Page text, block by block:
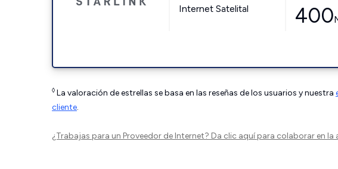
Internet Satelital 400
◊ La valoración de estrellas se basa en las reseñas de los usuarios y nuestra
cliente.
¿Trabajas para un Proveedor de Internet? Da clic aquípara colaborar en la